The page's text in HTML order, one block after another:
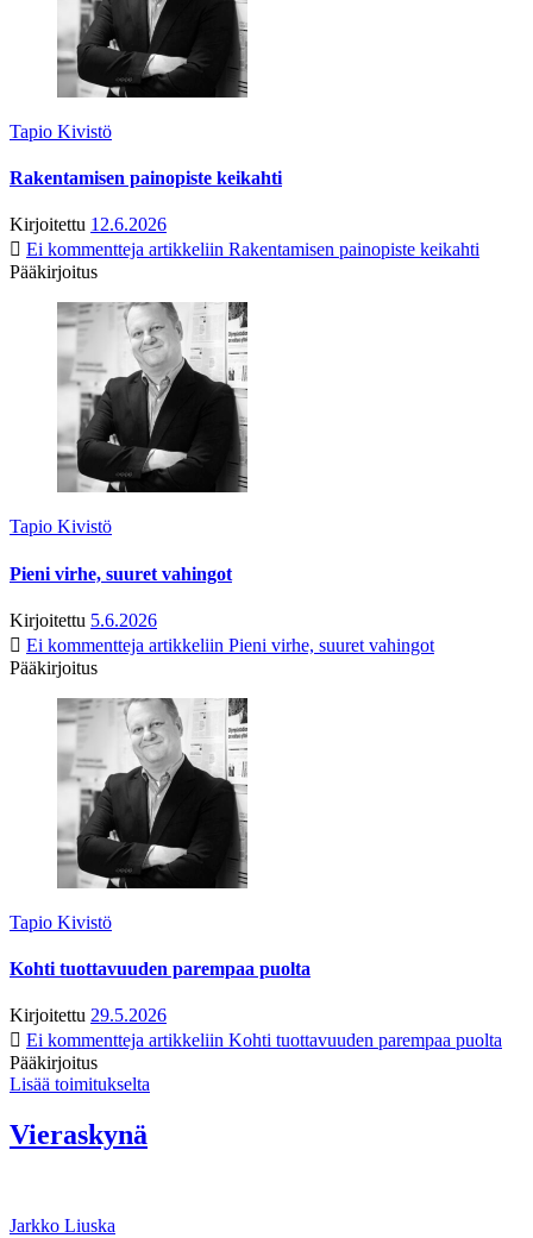
Tapio Kivistö
Rakentamisen painopiste keikahti
Kirjoitettu 12.6.2026
Ei kommentteja artikkeliin Rakentamisen painopiste keikahti
Pääkirjoitus
Tapio Kivistö
Pieni virhe, suuret vahingot
Kirjoitettu 5.6.2026
Ei kommentteja artikkeliin Pieni virhe, suuret vahingot
Pääkirjoitus
Tapio Kivistö
Kohti tuottavuuden parempaa puolta
Kirjoitettu 29.5.2026
Ei kommentteja artikkeliin Kohti tuottavuuden parempaa puolta
Pääkirjoitus
Lisää toimitukselta
Vieraskynä
Jarkko Liuska